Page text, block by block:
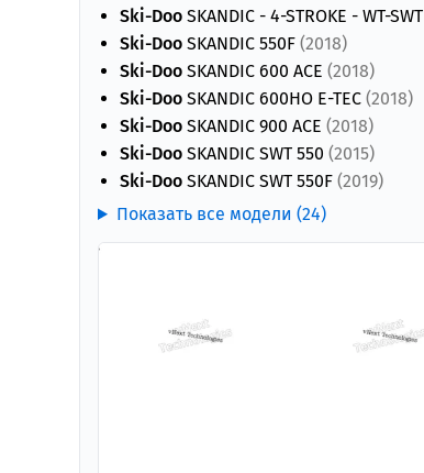
Ski-Doo SKANDIC - 4-STROKE - WT-SWT
Ski-Doo SKANDIC 550F (2018)
Ski-Doo SKANDIC 600 ACE (2018)
Ski-Doo SKANDIC 600HO E-TEC (2018)
Ski-Doo SKANDIC 900 ACE (2018)
Ski-Doo SKANDIC SWT 550 (2015)
Ski-Doo SKANDIC SWT 550F (2019)
Показать все модели (24)